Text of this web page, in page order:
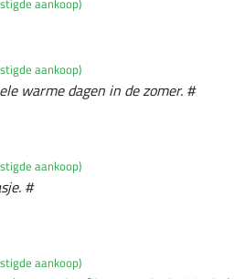
aankoop)
aankoop)
warme dagen in de zomer. #
aankoop)
#
aankoop)